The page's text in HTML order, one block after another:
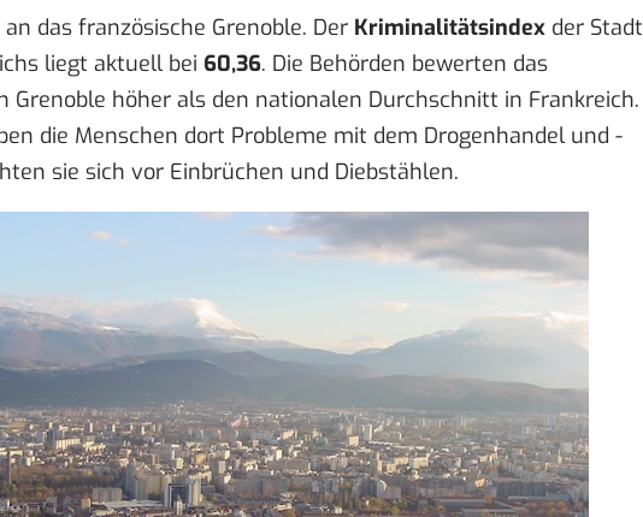
das französische Grenoble. Der Kriminalitätsindex der Stadt
liegt aktuell bei 60,36. Die Behörden bewerten das
Grenoble höher als den nationalen Durchschnitt in Frankreich.
die Menschen dort Probleme mit dem Drogenhandel und -
sie sich vor Einbrüchen und Diebstählen.